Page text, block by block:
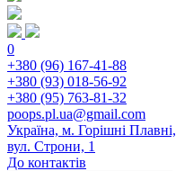
0
+380 (96) 167-41-88
+380 (93) 018-56-92
+380 (95) 763-81-32
poops.pl.ua@gmail.com
Україна, м. Горішні Плавні,
вул. Строни, 1
До контактів